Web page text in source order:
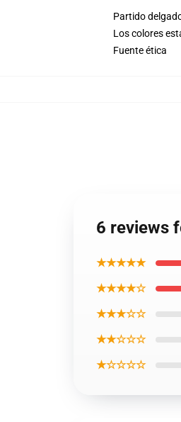
Partido
Los colores
Fuente ética
6 reviews
★★★★★
★★★★☆
★★★☆☆
★★☆☆☆
★☆☆☆☆